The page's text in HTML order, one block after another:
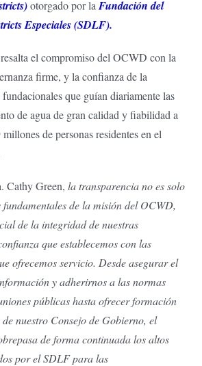
otorgado por la Fundación del
Especiales (SDLF).
el compromiso del OCWD con la
firme, y la confianza de la
que guían diariamente las
de agua de gran calidad y fiabilidad a
de personas residentes en el
Cathy Green,la transparencia no es solo
de la misión del OCWD,
de la integridad de nuestras
que establecemos con las
ofrecemos servicio. Desde asegurar el
y adherirnos a las normas
públicas hasta ofrecer formación
nuestro Consejo de Gobierno, el
de forma continuada los altos
por el SDLF para las